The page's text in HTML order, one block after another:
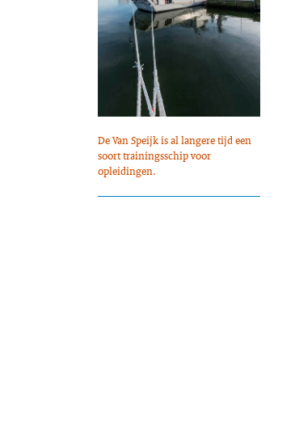
De Van Speijk is al langere tijd een
soort trainingsschip voor
opleidingen.